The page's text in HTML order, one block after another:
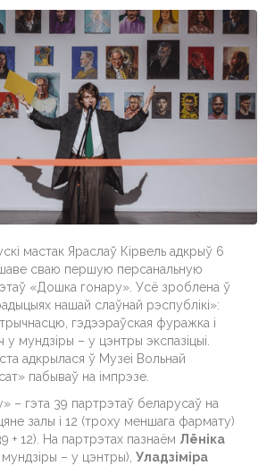
мастак Яраслаў Кірвель адкрыў 6
сваю першую персанальную
«Дошка гонару». Усё зроблена ў
нашай слаўнай рэспублікі»:
гэдээраўская фуражка і
у мундзіры – у цэнтры экспазіцыі.
адкрылася ў Музеі Вольнай
пабываў на імпрэзе.
– гэта 39 партрэтаў беларусаў на
залы і 12 (троху меншага фармату)
+ 12). На партрэтах пазнаём Лёніка
мундзіры – у цэнтры), Уладзіміра